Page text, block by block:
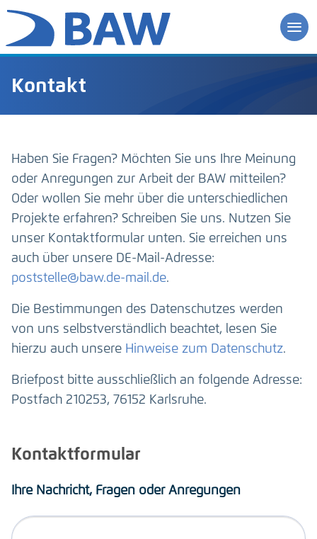
Kontakt
Haben Sie Fragen? Möchten Sie uns Ihre Meinung
oder Anregungen zur Arbeit der BAW mitteilen?
Oder wollen Sie mehr über die unterschiedlichen
Projekte erfahren? Schreiben Sie uns. Nutzen Sie
unser Kontaktformular unten. Sie erreichen uns
auch über unsere DE-Mail-Adresse:
poststelle@baw.de-mail.de.
Die Bestimmungen des Datenschutzes werden
von uns selbstverständlich beachtet, lesen Sie
hierzu auch unsere Hinweise zum Datenschutz.
Briefpost bitte ausschließlich an folgende Adresse:
Postfach 210253, 76152 Karlsruhe.
Kontaktformular
Ihre Nachricht, Fragen oder Anregungen